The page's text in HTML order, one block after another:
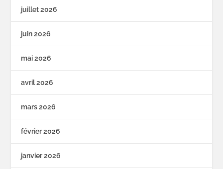
juillet 2026
juin 2026
mai 2026
avril 2026
mars 2026
février 2026
janvier 2026